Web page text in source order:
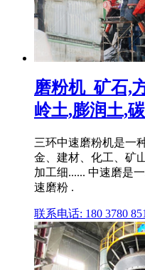
磨粉机_矿石,
岭土,膨润土,
三环中速磨粉机是一
金、建材、化工、矿
加工细...... 中速磨是
速磨粉 .
联系电话: 180 3780